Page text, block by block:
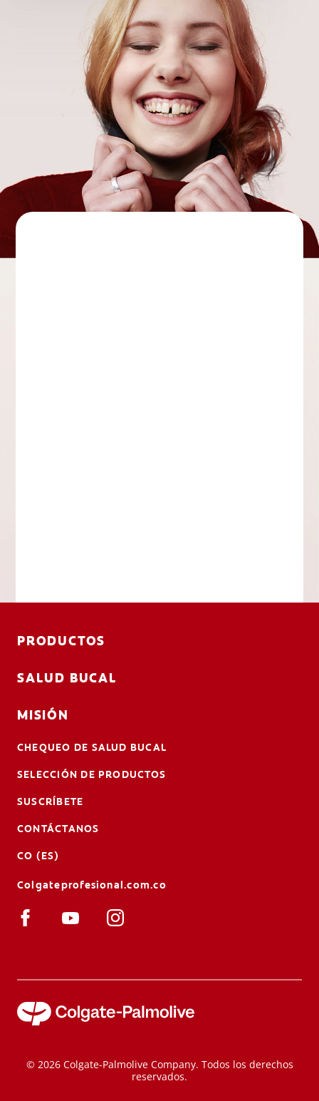
PRODUCTOS
SALUD BUCAL
MISIÓN
CHEQUEO DE SALUD BUCAL
SELECCIÓN DE PRODUCTOS
SUSCRÍBETE
CONTÁCTANOS
CO (ES)
Colgateprofesional.com.co
© 2026 Colgate-Palmolive Company. Todos los derechos
reservados.